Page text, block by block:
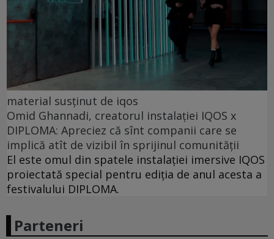
material susținut de iqos
Omid Ghannadi, creatorul instalației IQOS x
DIPLOMA: Apreciez că sînt companii care se
implică atît de vizibil în sprijinul comunității
El este omul din spatele instalației imersive IQOS
proiectată special pentru ediția de anul acesta a
festivalului DIPLOMA.
Parteneri